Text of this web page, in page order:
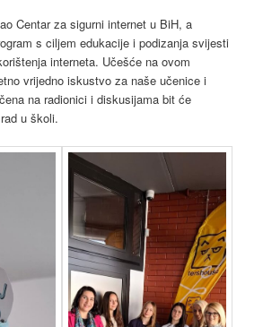
Centar za sigurni internet u BiH, a
s ciljem edukacije i podizanja svijesti
interneta. Učešće na ovom
vrijedno iskustvo za naše učenice i
na radionici i diskusijama bit će
u školi.